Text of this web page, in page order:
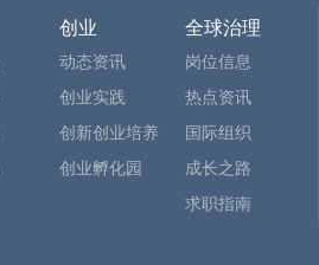
创业
动态资讯
创业实践
创新创业培养
创业孵化园
全球治理
岗位信息
热点资讯
国际组织
成长之路
求职指南